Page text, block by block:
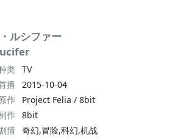
ルシファー
类 TV
播
2015-10-04
作
Project Felia / 8bit
作 8bit
情 奇幻,冒险,科幻,机战